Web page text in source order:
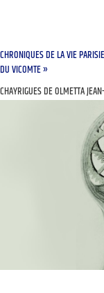
CHRONIQUES DE LA VIE
DU VICOMTE »
CHAYRIGUES DE OLMETTA